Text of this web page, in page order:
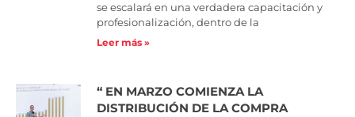
se escalará en una verdadera capacitación y
profesionalización, dentro de la
Leer más »
“ EN MARZO COMIENZA LA
DISTRIBUCIÓN DE LA COMPRA